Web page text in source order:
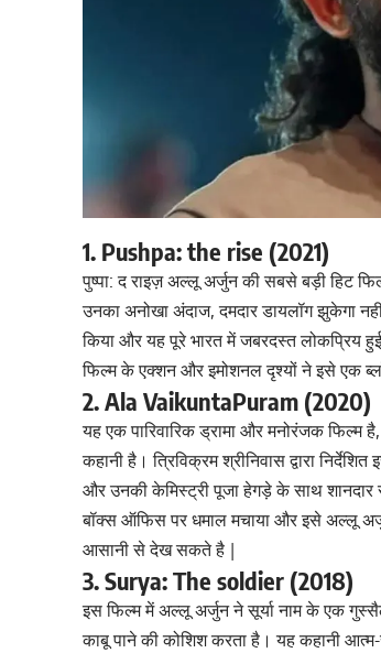
1. Pushpa: the rise (2021)
पुष्पा: द राइज़ अल्लू अर्जुन की सबसे बड़ी हिट
उनका अनोखा अंदाज, दमदार डायलॉग झुकेगा
किया और यह पूरे भारत में जबरदस्त लोकप्रिय
फिल्म के एक्शन और इमोशनल दृश्यों ने इसे एक
2. Ala VaikuntaPuram (2020)
यह एक पारिवारिक ड्रामा और मनोरंजक फिल्म
कहानी है। त्रिविक्रम श्रीनिवास द्वारा
और उनकी केमिस्ट्री पूजा हेगड़े के साथ शानदार
बॉक्स ऑफिस पर धमाल मचाया और इसे अल्लू
आसानी से देख सकते है |
3. Surya: The soldier (2018)
इस फिल्म में अल्लू अर्जुन ने सूर्या नाम के एक
काबू पाने की कोशिश करता है। यह कहानी